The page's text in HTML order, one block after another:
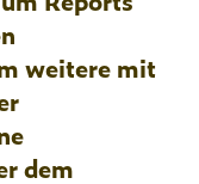
weitere mit
dem